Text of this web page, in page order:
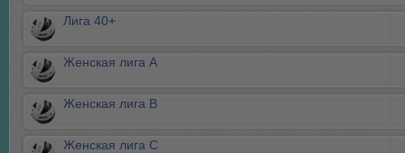
Лига 40+
Женская лига А
Женская лига В
Женская лига С